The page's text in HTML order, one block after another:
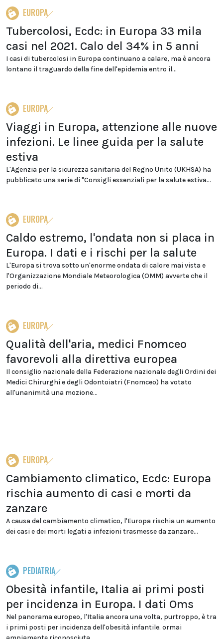
EUROPA
Tubercolosi, Ecdc: in Europa 33 mila
casi nel 2021. Calo del 34% in 5 anni
I casi di tubercolosi in Europa continuano a calare, ma è ancora
lontano il traguardo della fine dell'epidemia entro il...
EUROPA
Viaggi in Europa, attenzione alle nuove
infezioni. Le linee guida per la salute
estiva
L'Agenzia per la sicurezza sanitaria del Regno Unito (UKHSA) ha
pubblicato una serie di "Consigli essenziali per la salute estiva...
EUROPA
Caldo estremo, l'ondata non si placa in
Europa. I dati e i rischi per la salute
L'Europa si trova sotto un'enorme ondata di calore mai vista e
l'Organizzazione Mondiale Meteorologica (OMM) avverte che il
periodo di...
EUROPA
Qualità dell'aria, medici Fnomceo
favorevoli alla direttiva europea
Il consiglio nazionale della Federazione nazionale degli Ordini dei
Medici Chirurghi e degli Odontoiatri (Fnomceo) ha votato
all'unanimità una mozione...
EUROPA
Cambiamento climatico, Ecdc: Europa
rischia aumento di casi e morti da
zanzare
A causa del cambiamento climatico, l'Europa rischia un aumento
dei casi e dei morti legati a infezioni trasmesse da zanzare...
PEDIATRIA
Obesità infantile, Italia ai primi posti
per incidenza in Europa. I dati Oms
Nel panorama europeo, l'Italia ancora una volta, purtroppo, è tra
i primi posti per incidenza dell'obesità infantile. ormai